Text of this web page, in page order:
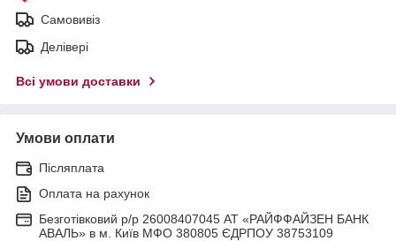
Самовивіз
Делівері
Всі умови доставки
Умови оплати
Післяплата
Оплата на рахунок
Безготівковий р/р 26008407045 АТ «РАЙФФАЙЗЕН БАНК
АВАЛЬ» в м. Київ МФО 380805 ЄДРПОУ 38753109